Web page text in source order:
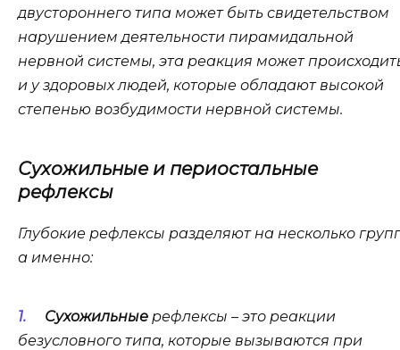
двустороннего типа может быть свидетельством
нарушением деятельности пирамидальной
нервной системы, эта реакция может
и у здоровых людей, которые обладают высокой
степенью возбудимости нервной системы.
Сухожильные и периостальные
рефлексы
Глубокие рефлексы разделяют на несколько
а именно:
Сухожильныерефлексы – это реакции
безусловного типа, которые вызываются при